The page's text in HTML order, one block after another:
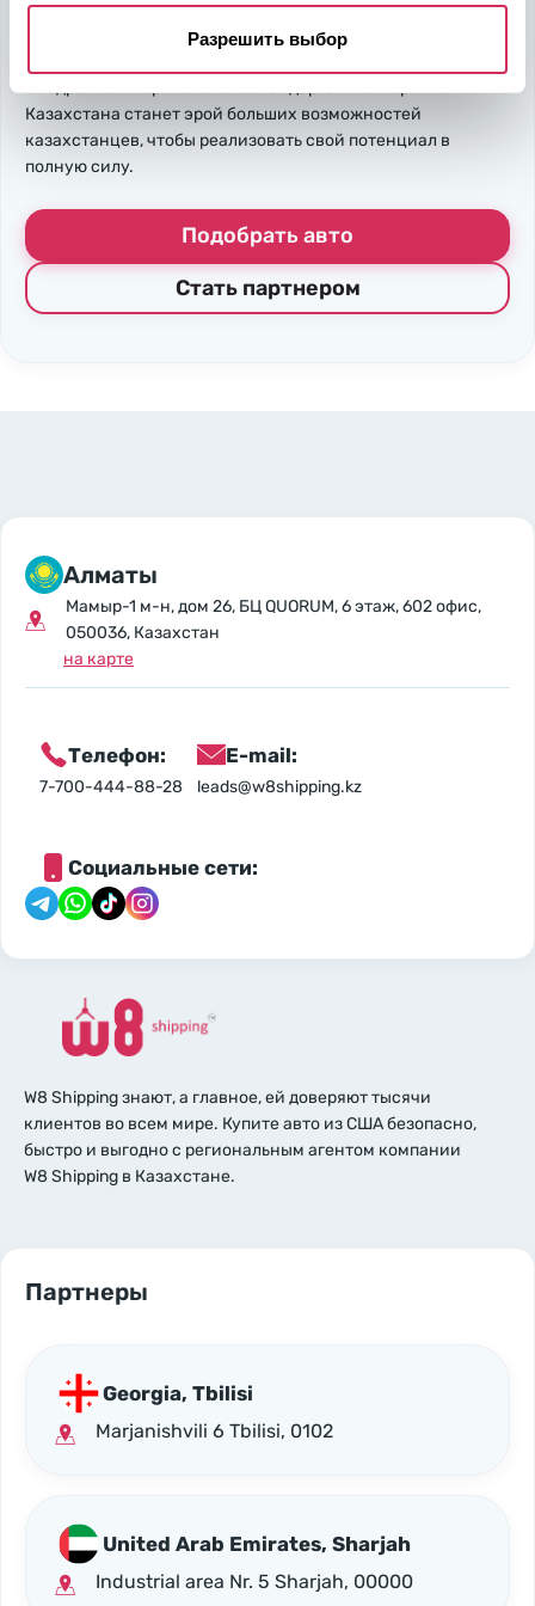
Разрешить выбор
Надежность, эффективность и слаженность процессов
откроет перед вами дополнительные перспективы. Кроме
Казахстана станет эрой больших возможностей
казахстанцев, чтобы реализовать свой потенциал в
полную силу.
Подобрать авто
Стать партнером
Алматы
Мамыр-1 м-н, дом 26, БЦ QUORUM, 6 этаж, 602 офис,
050036, Казахстан
на карте
Телефон:
7-700-444-88-28
E-mail:
leads@w8shipping.kz
Социальные сети:
W8 Shipping знают, а главное, ей доверяют тысячи
клиентов во всем мире. Купите авто из США безопасно,
быстро и выгодно с региональным агентом компании
W8 Shipping в Казахстане.
Партнеры
Georgia, Tbilisi
Marjanishvili 6 Tbilisi, 0102
United Arab Emirates, Sharjah
Industrial area Nr. 5 Sharjah, 00000